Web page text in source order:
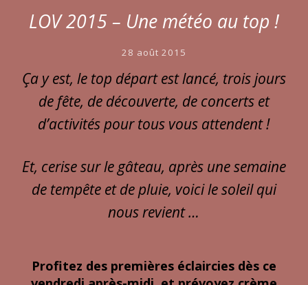
LOV 2015 – Une météo au top !
28 août 2015
Ça y est, le top départ est lancé, trois jours
de fête, de découverte, de concerts et
d’activités pour tous vous attendent !
Et, cerise sur le gâteau, après une semaine
de tempête et de pluie, voici le soleil qui
nous revient …
Profitez des premières éclaircies dès ce